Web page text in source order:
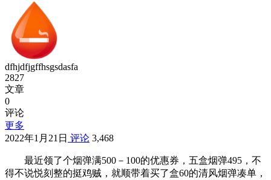
dfhjdfjgffhsgsdasfa
2827
文章
0
评论
更多
2022年1月21日 评论 3,468
最近领了个烟弹满500－100的优惠券，五盒烟弹495，不
得不说悦刻整的挺鸡贼，就顺带着买了盒60的清风烟弹凑单，